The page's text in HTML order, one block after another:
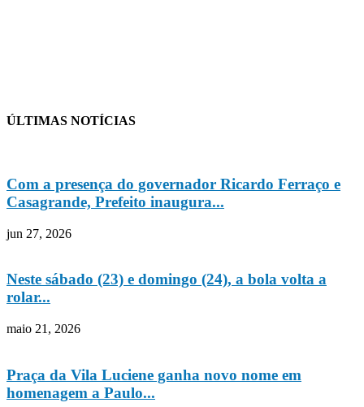
ÚLTIMAS NOTÍCIAS
Com a presença do governador Ricardo Ferraço e
Casagrande, Prefeito inaugura...
jun 27, 2026
Neste sábado (23) e domingo (24), a bola volta a
rolar...
maio 21, 2026
Praça da Vila Luciene ganha novo nome em
homenagem a Paulo...